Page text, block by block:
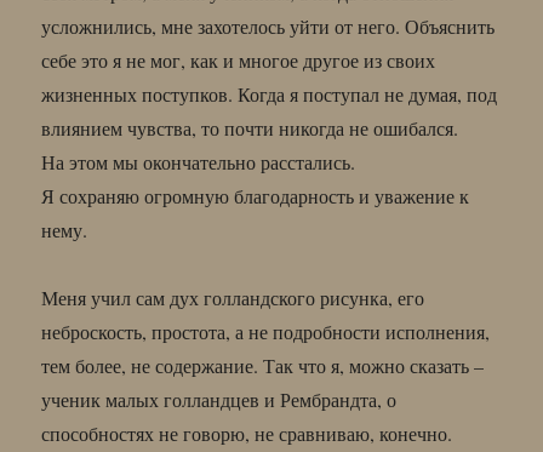
усложнились, мне захотелось уйти от него. Объяснить
себе это я не мог, как и многое другое из своих
жизненных поступков. Когда я поступал не думая, под
влиянием чувства, то почти никогда не ошибался.
На этом мы окончательно расстались.
Я сохраняю огромную благодарность и уважение к
нему.
Меня учил сам дух голландского рисунка, его
неброскость, простота, а не подробности исполнения,
тем более, не содержание. Так что я, можно сказать –
ученик малых голландцев и Рембрандта, о
способностях не говорю, не сравниваю, конечно.